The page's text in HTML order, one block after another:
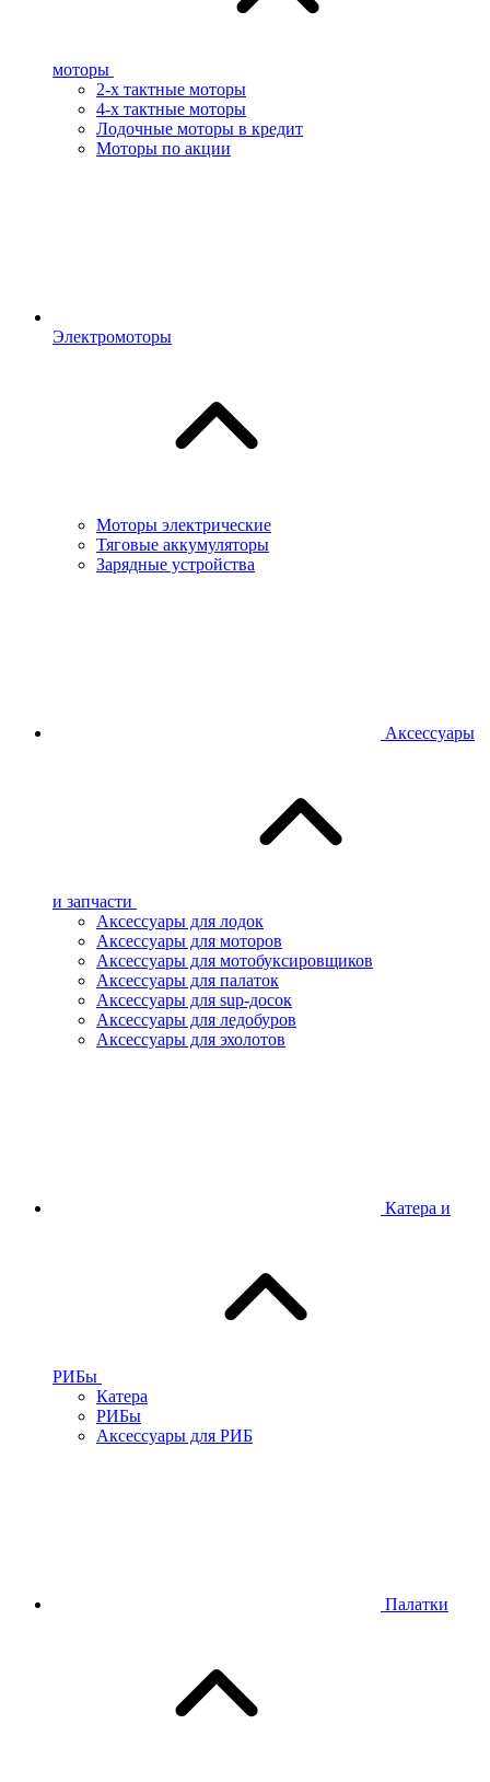
моторы
2-х тактные моторы
4-х тактные моторы
Лодочные моторы в кредит
Моторы по акции
Электромоторы
Моторы электрические
Тяговые аккумуляторы
Зарядные устройства
Аксессуары
и запчасти
Аксессуары для лодок
Аксессуары для моторов
Аксессуары для мотобуксировщиков
Аксессуары для палаток
Аксессуары для sup-досок
Аксессуары для ледобуров
Аксессуары для эхолотов
Катера и
РИБы
Катера
РИБы
Аксессуары для РИБ
Палатки